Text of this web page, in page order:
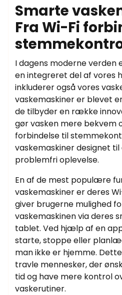
Smarte
Fra Wi-Fi
I dagens moderne verden
en integreret del af vores
inkluderer også vores
vaskemaskiner er blevet
de tilbyder en række
gør vasken mere bekvem
forbindelse til
vaskemaskiner designet
problemfri oplevelse.
En af de mest populære
vaskemaskiner er deres
giver brugerne mulighed
vaskemaskinen via deres
tablet. Ved hjælp af en
starte, stoppe eller
man ikke er hjemme.
travle mennesker, der
tid og have mere kontrol
vaskerutiner.